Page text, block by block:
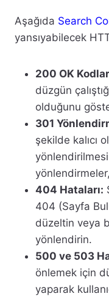
Aşağıda Search
yansıyabilecek
200 OK
düzgün
olduğunu
301
şekilde kalıcı
404 Hataları:
404 (Sayfa
düzeltin veya
yönlendirin.
500 ve 503
önlemek için
yaparak